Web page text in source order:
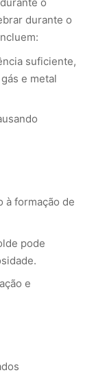
durante o
suficiente,
e metal
à formação de
pode
e